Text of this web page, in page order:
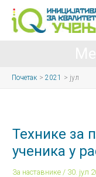
садржај
Почетак 2021 јул
Технике за
ученика у
За наставнике / 30. јул
учествовања
ученика
расправи